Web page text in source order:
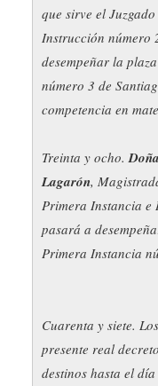
que sirve el
Instrucción número
desempeñar la
número 3 de
competencia en
Treinta y ocho.
Lagarón,
Primera Instancia e
pasará a
Primera Instancia
Cuarenta y siete.
presente real
destinos hasta el